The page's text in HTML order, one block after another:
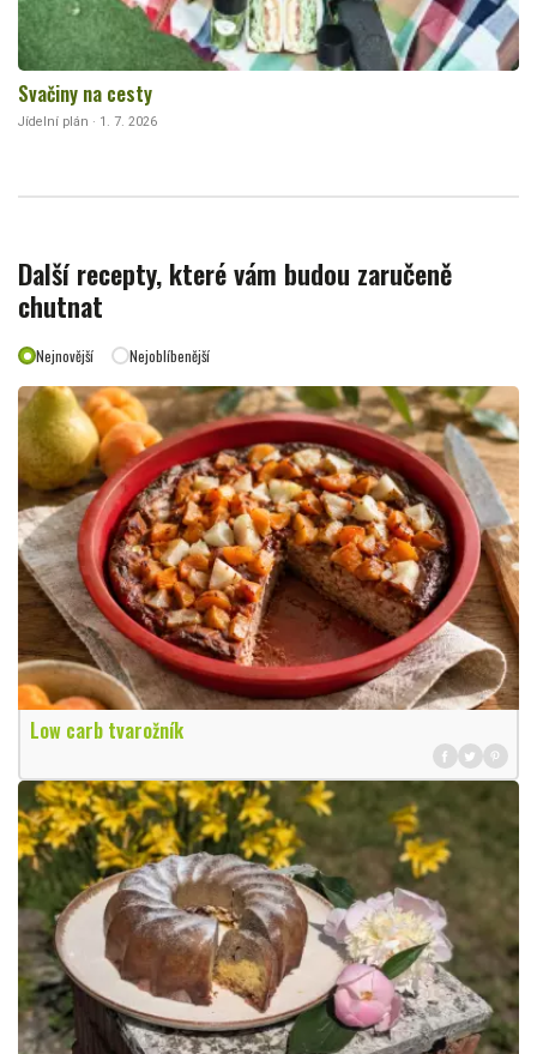
Svačiny na cesty
Jídelní plán · 1. 7. 2026
Další recepty, které vám budou zaručeně
chutnat
Nejnovější Nejoblíbenější
Low carb tvarožník